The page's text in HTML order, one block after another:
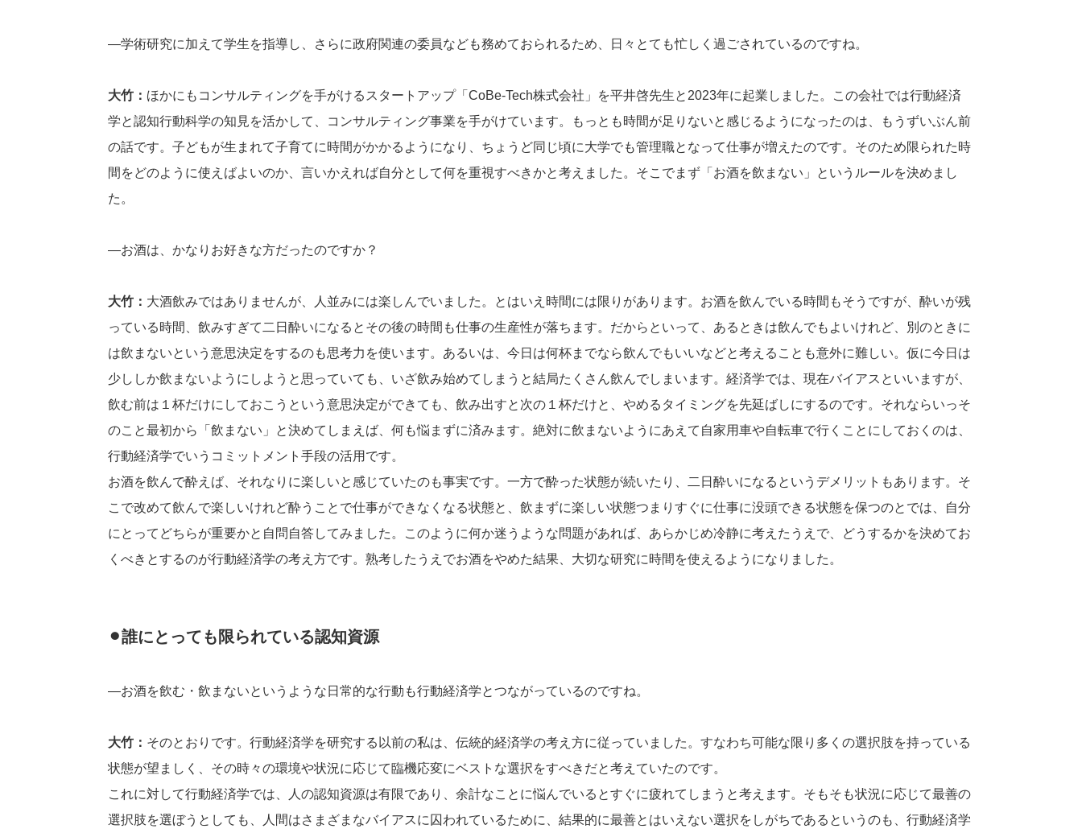
―学術研究に加えて学生を指導し、さらに政府関連の委員なども務めておられるため、日々とても忙しく過ごされているのですね。
大竹： ほかにもコンサルティングを手がけるスタートアップ「CoBe-Tech株式会社」を平井啓先生と2023年に起業しました。この会社では行動経済
学と認知行動科学の知見を活かして、コンサルティング事業を手がけています。もっとも時間が足りないと感じるようになったのは、もうずいぶん前
の話です。子どもが生まれて子育てに時間がかかるようになり、ちょうど同じ頃に大学でも管理職となって仕事が増えたのです。そのため限られた時
間をどのように使えばよいのか、言いかえれば自分として何を重視すべきかと考えました。そこでまず「お酒を飲まない」というルールを決めまし
た。
―お酒は、かなりお好きな方だったのですか？
大竹： 大酒飲みではありませんが、人並みには楽しんでいました。とはいえ時間には限りがあります。お酒を飲んでいる時間もそうですが、酔いが残
っている時間、飲みすぎて二日酔いになるとその後の時間も仕事の生産性が落ちます。だからといって、あるときは飲んでもよいけれど、別のときに
は飲まないという意思決定をするのも思考力を使います。あるいは、今日は何杯までなら飲んでもいいなどと考えることも意外に難しい。仮に今日は
少ししか飲まないようにしようと思っていても、いざ飲み始めてしまうと結局たくさん飲んでしまいます。経済学では、現在バイアスといいますが、
飲む前は１杯だけにしておこうという意思決定ができても、飲み出すと次の１杯だけと、やめるタイミングを先延ばしにするのです。それならいっそ
のこと最初から「飲まない」と決めてしまえば、何も悩まずに済みます。絶対に飲まないようにあえて自家用車や自転車で行くことにしておくのは、
行動経済学でいうコミットメント手段の活用です。
お酒を飲んで酔えば、それなりに楽しいと感じていたのも事実です。一方で酔った状態が続いたり、二日酔いになるというデメリットもあります。そ
こで改めて飲んで楽しいけれど酔うことで仕事ができなくなる状態と、飲まずに楽しい状態つまりすぐに仕事に没頭できる状態を保つのとでは、自分
にとってどちらが重要かと自問自答してみました。このように何か迷うような問題があれば、あらかじめ冷静に考えたうえで、どうするかを決めてお
くべきとするのが行動経済学の考え方です。熟考したうえでお酒をやめた結果、大切な研究に時間を使えるようになりました。
⚫︎誰にとっても限られている認知資源
―お酒を飲む・飲まないというような日常的な行動も行動経済学とつながっているのですね。
大竹： そのとおりです。行動経済学を研究する以前の私は、伝統的経済学の考え方に従っていました。すなわち可能な限り多くの選択肢を持っている
状態が望ましく、その時々の環境や状況に応じて臨機応変にベストな選択をすべきだと考えていたのです。
これに対して行動経済学では、人の認知資源は有限であり、余計なことに悩んでいるとすぐに疲れてしまうと考えます。そもそも状況に応じて最善の
選択肢を選ぼうとしても、人間はさまざまなバイアスに囚われているために、結果的に最善とはいえない選択をしがちであるというのも、行動経済学